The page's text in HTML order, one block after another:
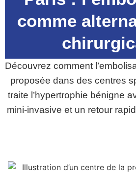
comme
Découvrez comment
proposée dans des centres
traite l’hypertrophie bénigne
mini‑invasive et un retour